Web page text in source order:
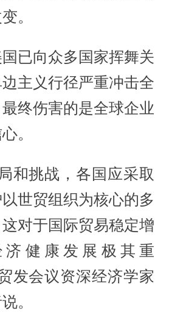
。
向众多国家挥舞关
主义行径严重冲击全
终伤害的是全球企业
。
挑战，各国应采取
世贸组织为核心的多
对于国际贸易稳定增
健康发展极其重
发会议资深经济学家
。